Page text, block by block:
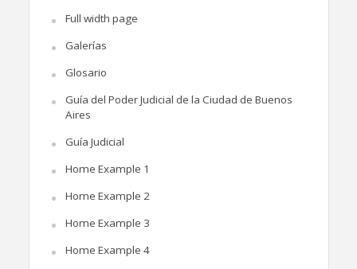
Full width page
Galerías
Glosario
Guía del Poder Judicial de la Ciudad de Buenos
Aires
Guía Judicial
Home Example 1
Home Example 2
Home Example 3
Home Example 4